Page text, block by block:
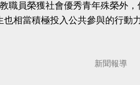
員榮獲社會優秀青年殊榮外
相當積極投入公共參與的行
新聞報導